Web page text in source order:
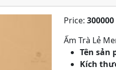
Price: 300000
Ấm Trà Lẻ
Tên sản
Kích